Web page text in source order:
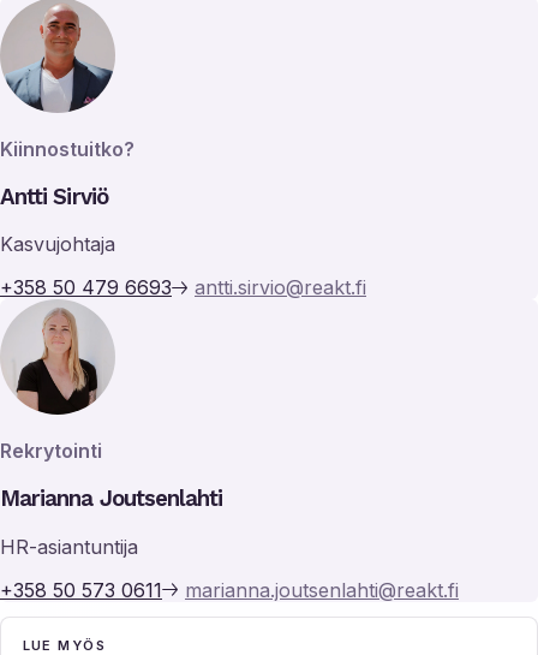
Kiinnostuitko?
Antti Sirviö
Kasvujohtaja
+358 50 479 6693
antti.sirvio@reakt.fi
Rekrytointi
Marianna Joutsenlahti
HR-asiantuntija
+358 50 573 0611
marianna.joutsenlahti@reakt.fi
LUE MYÖS